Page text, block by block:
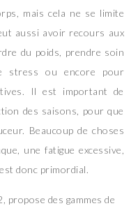
mais cela ne se limite
aussi avoir recours aux
du poids, prendre soin
stress ou encore pour
Il est important de
des saisons, pour que
Beaucoup de choses
une fatigue excessive,
donc primordial.
propose des gammes de